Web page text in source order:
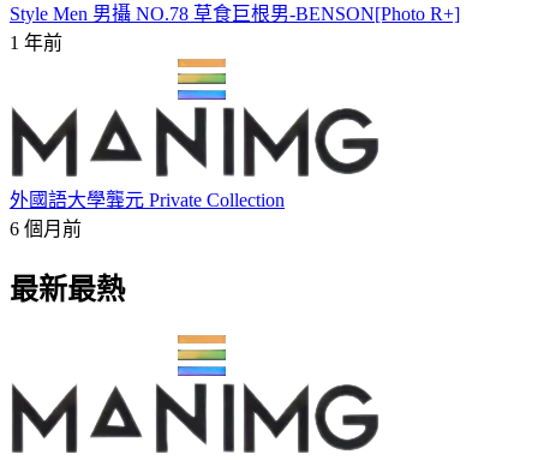
Style Men 男攝 NO.78 草食巨根男-BENSON[Photo R+]
1 年前
外國語大學龔元 Private Collection
6 個月前
最新最熱